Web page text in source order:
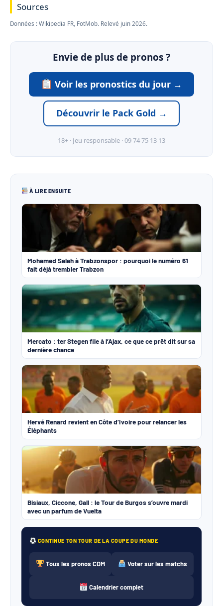
Sources
Données : Wikipedia FR, FotMob. Relevé juin 2026.
Envie de plus de pronos ?
Voir les pronostics du jour →
Découvrir le Pack Gold →
18+ · Jeu responsable · 09 74 75 13 13
À LIRE ENSUITE
Mohamed Salah à Trabzonspor : pourquoi le numéro 61
fait déjà trembler Trabzon
Mercato : ter Stegen file à l’Ajax, ce que ce prêt dit sur sa
dernière chance
Hervé Renard revient en Côte d’Ivoire pour relancer les
Éléphants
Bisiaux, Ciccone, Gall : le Tour de Burgos s’ouvre mardi
avec un parfum de Vuelta
CONTINUE TON TOUR DE LA COUPE DU MONDE
Tous les pronos CDM Voter sur les matchs
Calendrier complet